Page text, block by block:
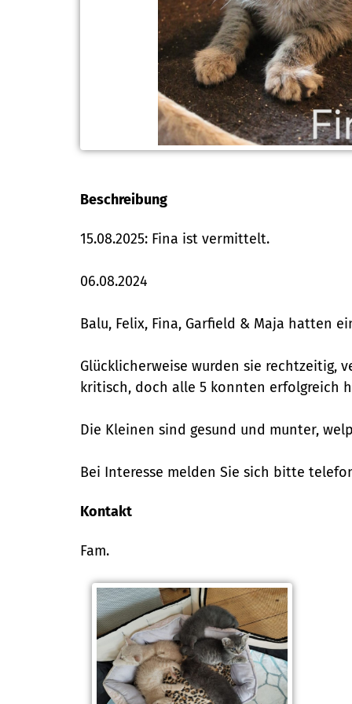
Beschreibung
15.08.2025: Fina ist vermittelt.
06.08.2024
Balu, Felix, Fina, Garfield & Maja hatten
Glücklicherweise wurden sie rechtzeitig,
kritisch, doch alle 5 konnten erfolgreich
Die Kleinen sind gesund und munter,
Bei Interesse melden Sie sich bitte
Kontakt
Fam.